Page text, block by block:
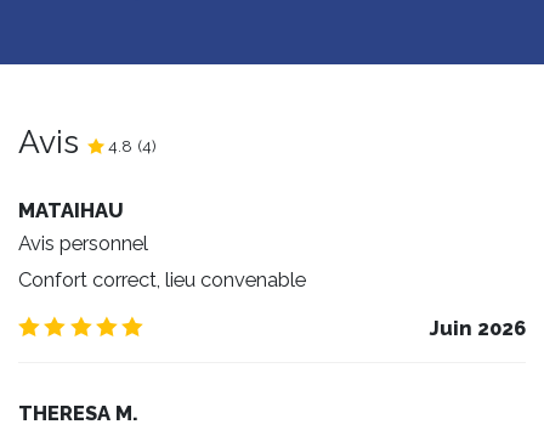
Avis 4.8 /5
4.8 (4)
MATAIHAU
Avis personnel
Confort correct, lieu convenable
Juin 2026
THERESA M.